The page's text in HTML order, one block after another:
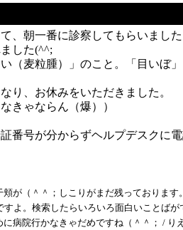
、朝一番に診察してもらいました
した(^^;
（麦粒腫）」のこと。「目いぼ
り、お休みをいただきました。
きゃならん（爆））
番号が分からずヘルプデスクに
（＾＾；しこりがまだ残っております
よ。検索したらいろいろ面白いことばが
院行かなきゃだめですね（＾＾； / り